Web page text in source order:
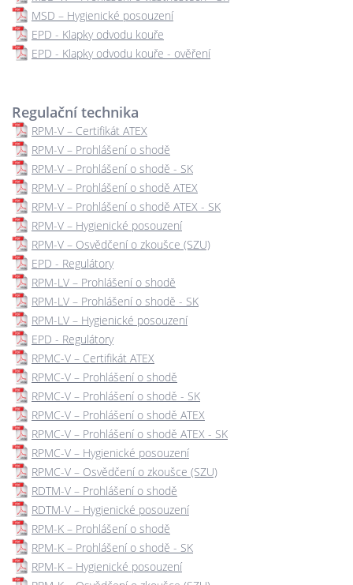
MSD – Hygienické posouzení
EPD - Klapky odvodu kouře
EPD - Klapky odvodu kouře - ověření
Regulační technika
RPM-V – Certifikát ATEX
RPM-V – Prohlášení o shodě
RPM-V – Prohlášení o shodě - SK
RPM-V – Prohlášení o shodě ATEX
RPM-V – Prohlášení o shodě ATEX - SK
RPM-V – Hygienické posouzení
RPM-V – Osvědčení o zkoušce (SZU)
EPD - Regulátory
RPM-LV – Prohlášení o shodě
RPM-LV – Prohlášení o shodě - SK
RPM-LV – Hygienické posouzení
EPD - Regulátory
RPMC-V – Certifikát ATEX
RPMC-V – Prohlášení o shodě
RPMC-V – Prohlášení o shodě - SK
RPMC-V – Prohlášení o shodě ATEX
RPMC-V – Prohlášení o shodě ATEX - SK
RPMC-V – Hygienické posouzení
RPMC-V – Osvědčení o zkoušce (SZU)
RDTM-V – Prohlášení o shodě
RDTM-V – Hygienické posouzení
RPM-K – Prohlášení o shodě
RPM-K – Prohlášení o shodě - SK
RPM-K – Hygienické posouzení